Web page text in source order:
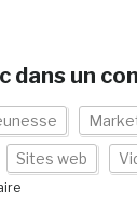
dans un
Sites web